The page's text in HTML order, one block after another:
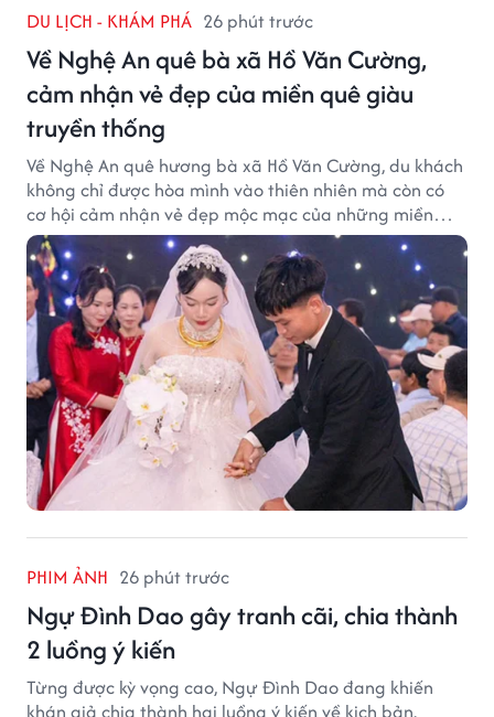
DU LỊCH - KHÁM PHÁ 26 phút trước
Về Nghệ An quê bà xã Hồ Văn Cường,
cảm nhận vẻ đẹp của miền quê giàu
truyền thống
Về Nghệ An quê hương bà xã Hồ Văn Cường, du khách
không chỉ được hòa mình vào thiên nhiên mà còn có
cơ hội cảm nhận vẻ đẹp mộc mạc của những miền
quê giàu truyền thống.
PHIM ẢNH 26 phút trước
Ngự Đình Dao gây tranh cãi, chia thành
2 luồng ý kiến
Từng được kỳ vọng cao, Ngự Đình Dao đang khiến
khán giả chia thành hai luồng ý kiến về kịch bản.